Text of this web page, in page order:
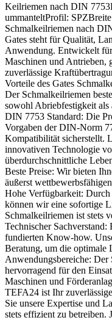
Keilriemen nach DIN
ummanteltProfil:
Schmalkeilriemen nach
Gates steht für Qualität,
Anwendung. Entwickelt
Maschinen und Antrieben,
zuverlässige
Vorteile des Gates
Der Schmalkeilriemen
sowohl Abriebfestigkeit als
DIN 7753 Standard: Die
Vorgaben der DIN-Norm
Kompatibilität sicherstellt.
innovativen Technologie
überdurchschnittliche
Beste Preise: Wir bieten
äußerst
Hohe Verfügbarkeit: Durch
können wir eine sofortige
Schmalkeilriemen ist stets
Technischer
fundierten Know-how.
Beratung, um die optimale
Anwendungsbereiche: Der
hervorragend für den
Maschinen und
TEFA24 ist Ihr
Sie unsere Expertise und
stets effizient zu betreiben.